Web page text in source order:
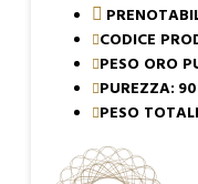
CODICE
PESO ORO
PUREZZA:
PESO